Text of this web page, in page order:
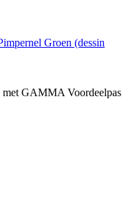
Groen (dessin
GAMMA Voordeelpas